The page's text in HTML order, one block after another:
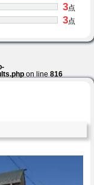
3点
3点
on line 816